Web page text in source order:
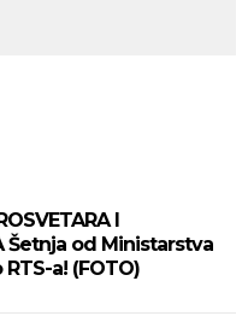
I
Šetnja od Ministarstva
a! (FOTO)